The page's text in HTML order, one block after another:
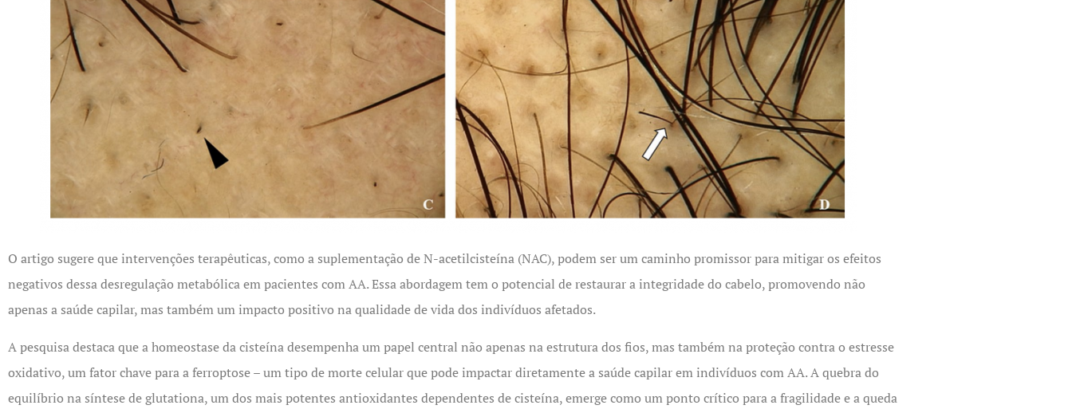
O artigo sugere que intervenções terapêuticas, como a suplementação de N-acetilcisteína (NAC), podem ser um caminho promissor para mitigar os efeitos
negativos dessa desregulação metabólica em pacientes com AA. Essa abordagem tem o potencial de restaurar a integridade do cabelo, promovendo não
apenas a saúde capilar, mas também um impacto positivo na qualidade de vida dos indivíduos afetados.
A pesquisa destaca que a homeostase da cisteína desempenha um papel central não apenas na estrutura dos fios, mas também na proteção contra o estresse
oxidativo, um fator chave para a ferroptose – um tipo de morte celular que pode impactar diretamente a saúde capilar em indivíduos com AA. A quebra do
equilíbrio na síntese de glutationa, um dos mais potentes antioxidantes dependentes de cisteína, emerge como um ponto crítico para a fragilidade e a queda